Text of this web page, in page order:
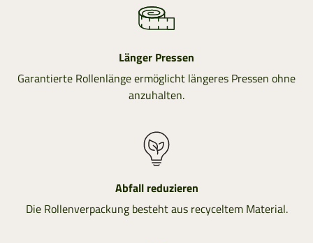
Länger Pressen
Garantierte Rollenlänge ermöglicht längeres Pressen ohne
anzuhalten.
Abfall reduzieren
Die Rollenverpackung besteht aus recyceltem Material.